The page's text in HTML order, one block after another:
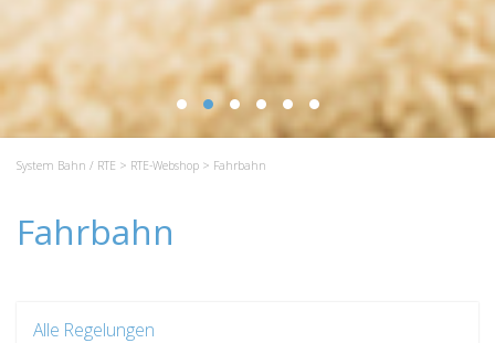
System Bahn / RTE > RTE-Webshop > Fahrbahn
Fahrbahn
Alle Regelungen